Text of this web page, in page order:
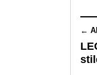
←